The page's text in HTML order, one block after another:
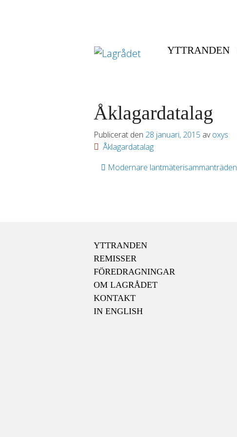
YTTRANDEN
Åklagardatalag
Publicerat den 28 januari, 2015 av oxys
Åklagardatalag
Inläggsnavigering
Modernare lantmäterisammanträden
YTTRANDEN
REMISSER
FÖREDRAGNINGAR
OM LAGRÅDET
KONTAKT
IN ENGLISH